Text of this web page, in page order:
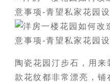
陶瓷花园汀步石，用
款花纹都非常漂亮，铺